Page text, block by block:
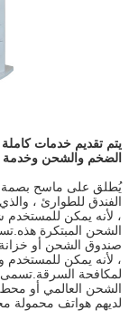
يتم تقديم خدمات كاملة
الضخم والشحن وخدمة
يُطلق على ماسح بصمة
الفندق للطوارئ ،
، لأنه يمكن للمستخدم
الشحن المبتكرة
صندوق الشحن أو
، لأنه يمكن للمستخدم
لمكافحة
الشحن العالمي أو
لديهم هواتف محمولة